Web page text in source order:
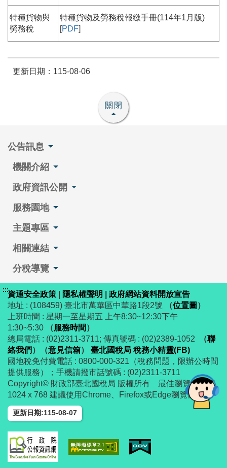
特種貨物與
勞務稅
特種貨物及勞務稅報繳手冊(114年1月版)
[PDF]
更新日期：115-08-06
關閉
公告訊息
機關介紹
政府資訊公開
服務園地
主題專區
相關連結
分稅導覽
:::資通安全政策 隱私權聲明
政府網站資料開放宣告
地址 : (108459) 臺北市萬華區中華路1段2號
（位置圖 ）
上班時間 : 星期一至星期五 上午8:30~12:30下午
1:30~5:30
（服務時間 ）
總局電話 : (02)2311-3711; 傳真號碼 : (02)2389-1052
（聯
絡我們 ） （意見信箱）
臺北國稅局 稅務小精靈(FB)
國地稅免付費電話 : 0800-000-321（稅務問題，限辦公時間
提供服務）；手機請撥市話號碼 : (02)2311-3711
Copyright© 財政部臺北國稅局 版權所有 最佳瀏覽解析度
1024 x 768 建議使用Chrome、Firefox或Edge瀏覽器
更新日期:115-08-07